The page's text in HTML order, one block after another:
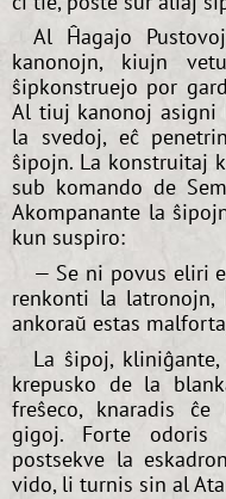
Al Ĥagajo
kanonojn, kiujn
ŝipkonstruejo por
Al tiuj kanonoj asigni
la svedoj, eĉ
ŝipojn. La konstruitaj
sub komando de
Akompanante la
kun suspiro:
— Se ni povus eliri
renkonti la latronojn,
ankoraŭ estas
La ŝipoj,
krepusko de la
freŝeco, knaradis
gigoj. Forte odoris
postsekve la
vido, li turnis sin al